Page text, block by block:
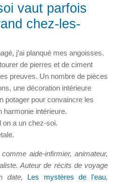
vaut parfois
chez-les-
j’ai planqué mes angoisses.
de pierres et de ciment
preuves. Un nombre de pièces
une décoration intérieure
potager pour convaincre les
harmonie intérieure.
on a un chez-soi.
aide-infirmier, animateur,
Auteur de récits de voyage
date, Les mystères de l’eau,